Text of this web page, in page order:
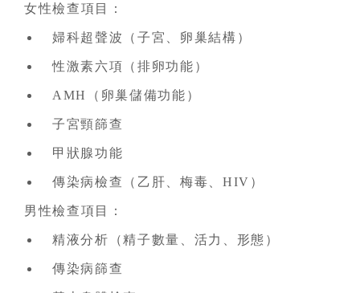
女性檢查項目：
婦科超聲波（子宮、卵巢結構）
性激素六項（排卵功能）
AMH（卵巢儲備功能）
子宮頸篩查
甲狀腺功能
傳染病檢查（乙肝、梅毒、HIV）
男性檢查項目：
精液分析（精子數量、活力、形態）
傳染病篩查